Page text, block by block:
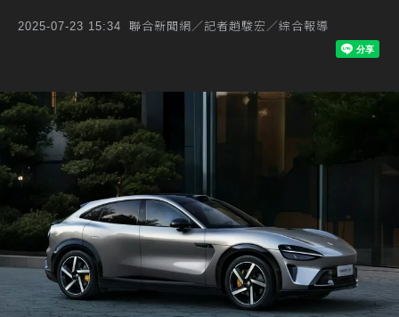
2025-07-23 15:34 聯合新聞網／記者趙駿宏／綜合報導